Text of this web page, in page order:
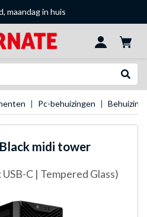
maandag in huis
Pc-behuizingen
midi tower
C | Tempered Glass)